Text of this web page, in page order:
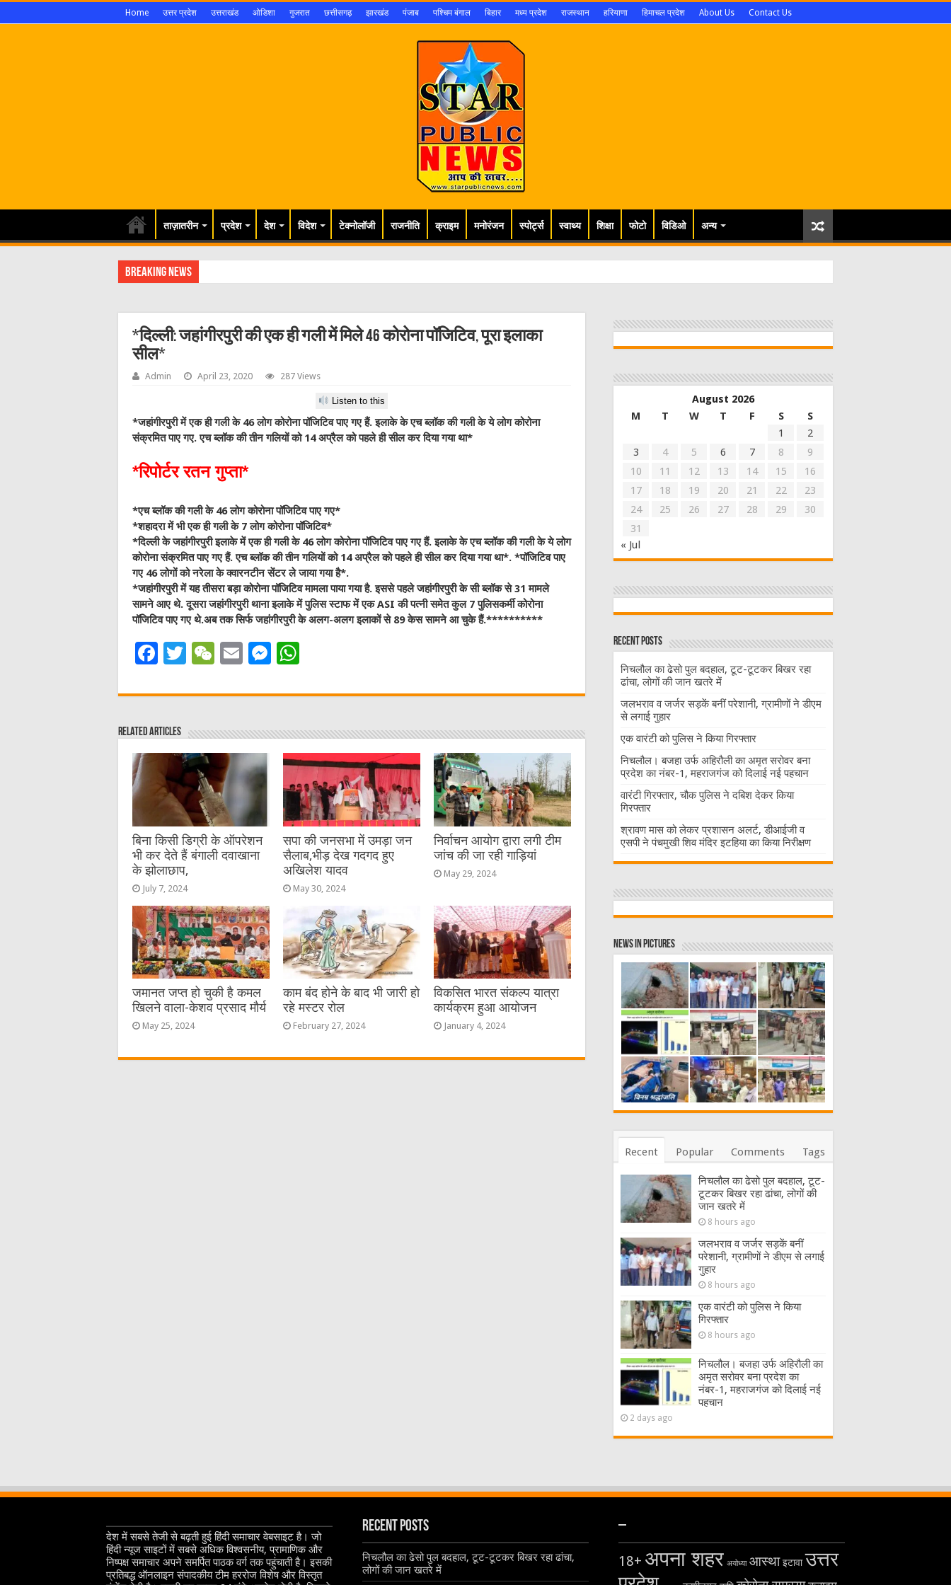
Home उत्तर प्रदेश उत्तराखंड ओडिशा गुजरात छत्तीसगढ़ झारखंड पंजाब पश्चिम बंगाल बिहार मध्य प्रदेश राजस्थान हरियाणा हिमाचल प्रदेश About Us Contact Us
ताज़ातरीन प्रदेश देश विदेश टेक्नोलॉजी राजनीति क्राइम मनोरंजन स्पोर्ट्स स्वाथ्य शिक्षा फोटो विडिओ अन्य
Breaking News
*दिल्ली: जहांगीरपुरी की एक ही गली में मिले 46 कोरोना पॉजिटिव, पूरा इलाका
सील*
Admin April 23, 2020 287 Views
Listen to this
*जहांगीरपुरी में एक ही गली के 46 लोग कोरोना पॉजिटिव पाए गए हैं. इलाके के एच ब्लॉक की गली के ये लोग कोरोना
संक्रमित पाए गए. एच ब्लॉक की तीन गलियों को 14 अप्रैल को पहले ही सील कर दिया गया था*
*रिपोर्टर रतन गुप्ता*
*एच ब्लॉक की गली के 46 लोग कोरोना पॉजिटिव पाए गए*
*शहादरा में भी एक ही गली के 7 लोग कोरोना पॉजिटिव*
*दिल्ली के जहांगीरपुरी इलाके में एक ही गली के 46 लोग कोरोना पॉजिटिव पाए गए हैं. इलाके के एच ब्लॉक की गली के ये लोग
कोरोना संक्रमित पाए गए हैं. एच ब्लॉक की तीन गलियों को 14 अप्रैल को पहले ही सील कर दिया गया था*. *पॉजिटिव पाए
गए 46 लोगों को नरेला के क्वारनटीन सेंटर ले जाया गया है*.
*जहांगीरपुरी में यह तीसरा बड़ा कोरोना पॉजिटिव मामला पाया गया है. इससे पहले जहांगीरपुरी के सी ब्लॉक से 31 मामले
सामने आए थे. दूसरा जहांगीरपुरी थाना इलाके में पुलिस स्टाफ में एक ASI की पत्नी समेत कुल 7 पुलिसकर्मी कोरोना
पॉजिटिव पाए गए थे.अब तक सिर्फ जहांगीरपुरी के अलग-अलग इलाकों से 89 केस सामने आ चुके हैं.**********
F
c
e
b
o
o
k
T
it
r
W
C
at
E
ai
M
ss
n
g
er
at
A
p
p
Related Articles
बिना किसी डिग्री के ऑपरेशन
भी कर देते हैं बंगाली दवाखाना
के झोलाछाप,
July 7, 2024
सपा की जनसभा में उमड़ा जन
सैलाब,भीड़ देख गदगद हुए
अखिलेश यादव
May 30, 2024
निर्वाचन आयोग द्वारा लगी टीम
जांच की जा रही गाड़ियां
May 29, 2024
जमानत जप्त हो चुकी है कमल
खिलने वाला-केशव प्रसाद मौर्य
May 25, 2024
काम बंद होने के बाद भी जारी हो
रहे मस्टर रोल
February 27, 2024
विकसित भारत संकल्प यात्रा
कार्यक्रम हुआ आयोजन
January 4, 2024
August 2026
M
T W T F S
S
1
2
3
4 5 6 7 8
9
10
11 12 13 14 15
16
17
18 19 20 21 22
23
24
25 26 27 28 29
30
31
« Jul
Recent Posts
निचलौल का ढेसो पुल बदहाल, टूट-टूटकर बिखर रहा
ढांचा, लोगों की जान खतरे में
जलभराव व जर्जर सड़कें बनीं परेशानी, ग्रामीणों ने डीएम
से लगाई गुहार
एक वारंटी को पुलिस ने किया गिरफ्तार
निचलौल। बजहा उर्फ अहिरौली का अमृत सरोवर बना
प्रदेश का नंबर-1, महराजगंज को दिलाई नई पहचान
वारंटी गिरफ्तार, चौक पुलिस ने दबिश देकर किया
गिरफ्तार
श्रावण मास को लेकर प्रशासन अलर्ट, डीआईजी व
एसपी ने पंचमुखी शिव मंदिर इटहिया का किया निरीक्षण
News in Pictures
Recent Popular Comments Tags
निचलौल का ढेसो पुल बदहाल, टूट-
टूटकर बिखर रहा ढांचा, लोगों की
जान खतरे में
8 hours ago
जलभराव व जर्जर सड़कें बनीं
परेशानी, ग्रामीणों ने डीएम से लगाई
गुहार
8 hours ago
एक वारंटी को पुलिस ने किया
गिरफ्तार
8 hours ago
निचलौल। बजहा उर्फ अहिरौली का
अमृत सरोवर बना प्रदेश का
नंबर-1, महराजगंज को दिलाई नई
पहचान
2 days ago
देश में सबसे तेजी से बढ़ती हुई हिंदी समाचार वेबसाइट है। जो
हिंदी न्यूज साइटों में सबसे अधिक विश्वसनीय, प्रामाणिक और
निष्पक्ष समाचार अपने समर्पित पाठक वर्ग तक पहुंचाती है। इसकी
प्रतिबद्ध ऑनलाइन संपादकीय टीम हररोज विशेष और विस्तृत
Recent Posts
निचलौल का ढेसो पुल बदहाल, टूट-टूटकर बिखर रहा ढांचा,
लोगों की जान खतरे में
–
18+ अपना शहर अयोध्या आस्था इटावा उत्तर